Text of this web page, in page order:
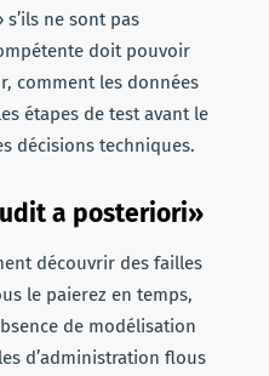
ne sont pas
doit pouvoir
comment les données
étapes de test avant le
décisions techniques.
a posteriori»
découvrir des failles
le paierez en temps,
de modélisation
d’administration flous